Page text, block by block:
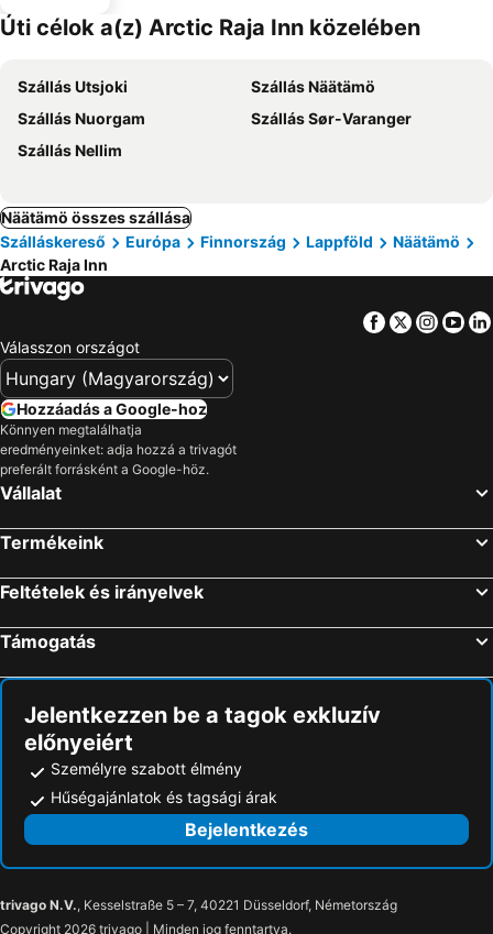
Úti célok a(z) Arctic Raja Inn közelében
Szállás Utsjoki
Szállás Näätämö
Szállás Nuorgam
Szállás Sør-Varanger
Szállás Nellim
Näätämö összes szállása
Szálláskereső
Európa Finnország Lappföld
Näätämö
Arctic Raja Inn
Facebook
Twitter
Válasszon országot
Hozzáadás a Google-hoz
Könnyen megtalálhatja
eredményeinket: adja hozzá a trivagót
preferált forrásként a Google-höz.
Vállalat
Termékeink
Feltételek és irányelvek
Támogatás
Jelentkezzen be a tagok exkluzív
előnyeiért
Személyre szabott élmény
Hűségajánlatok és tagsági árak
Bejelentkezés
trivago N.V., Kesselstraße 5 – 7, 40221 Düsseldorf, Németország
Copyright 2026 trivago | Minden jog fenntartva.